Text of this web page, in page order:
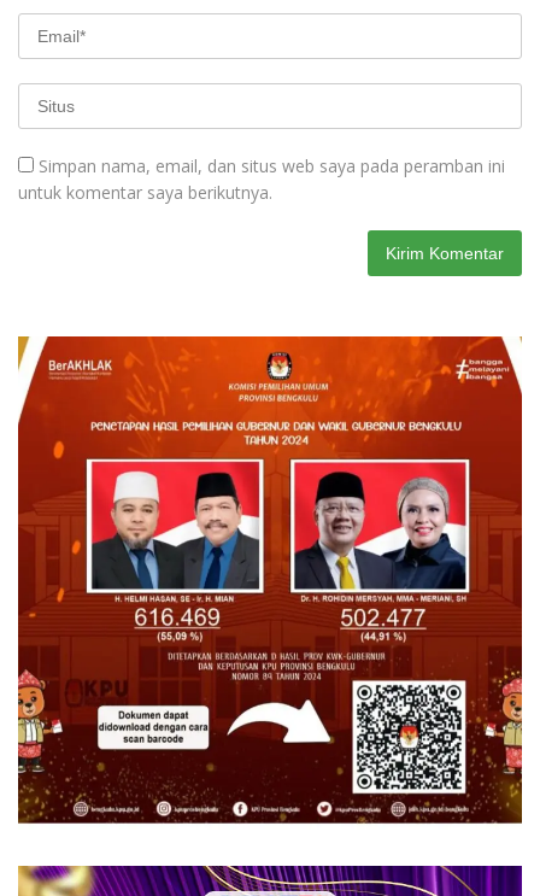
Simpan nama, email, dan situs web saya pada peramban ini
untuk komentar saya berikutnya.